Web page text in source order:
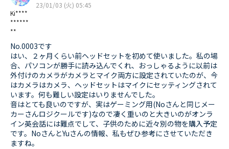
Ki****
******
**
23/01/03 (火) 05:45
No.0003です
はい、２ヶ月くらい前ヘッドセットを初めて使いました。私の場
合、パソコンが勝手に読み込んでくれ、おっしゃるように以前は
外付けのカメラがカメラとマイク両方に設定されていたのが、今
はカメラはカメラ、ヘッドセットはマイクにセッティングされて
います。何も難しい設定はいりませんでした。
音はとても良いのですが、実はゲーミング用(Noさんと同じメー
カーさんロジクールです)なので凄く重いのと大きいのがオンラ
イン英会話には難点でして、子供のために近々別の物を購入予定
です。NoさんとYuさんの情報、私もぜひ参考にさせていただき
ますね。